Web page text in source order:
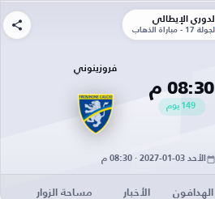
الدوري الإيطالي
الجولة 17 - مباراة الذهاب
08:30 م
149 يوم
فروزينوني
الأحد 03-01-2027 · 08:30 م
الهدافون الأخبار مساحة الزوار